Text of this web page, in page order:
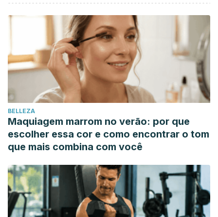
BELLEZA
Maquiagem marrom no verão: por que
escolher essa cor e como encontrar o tom
que mais combina com você